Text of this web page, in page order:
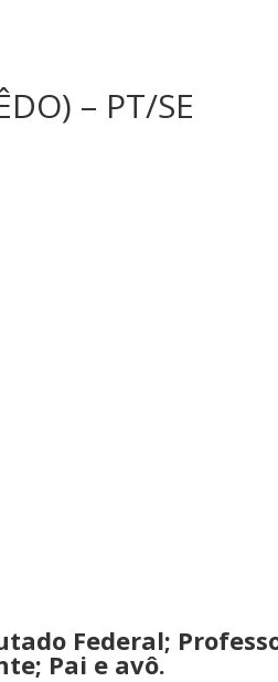
– PT/SE
Federal;
Pai e avô.